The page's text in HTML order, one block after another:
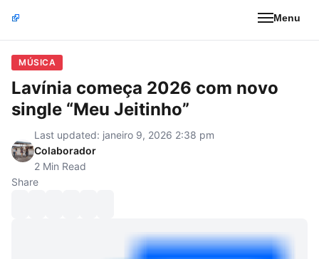
Menu
MÚSICA
Lavínia começa 2026 com novo
single “Meu Jeitinho”
Last updated: janeiro 9, 2026 2:38 pm
Colaborador
2 Min Read
Share